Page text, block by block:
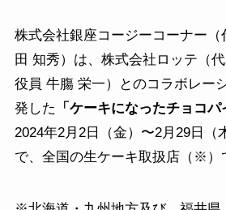
株式会社銀座コージーコーナー
田 知秀）は、株式会社ロッテ（
役員 牛膓 栄一）とのコラボレー
発した
「ケーキになったチョコパ
2024年2月2日（金）〜2月29日（
で、全国の生ケーキ取扱店（※）